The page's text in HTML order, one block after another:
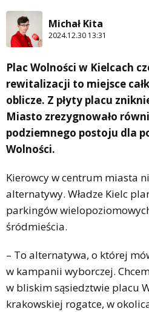
Michał Kita
2024.12.30 13:31
Plac Wolności w Kielcach
rewitalizacji to miejsce
oblicze. Z płyty placu
Miasto zrezygnowało
podziemnego postoju dla
Wolności.
Kierowcy w centrum miasta
alternatywy. Władze Kielc
parkingów
śródmieścia.
– To alternatywa, o której
w kampanii wyborczej.
w bliskim sąsiedztwie placu
krakowskiej rogatce, w